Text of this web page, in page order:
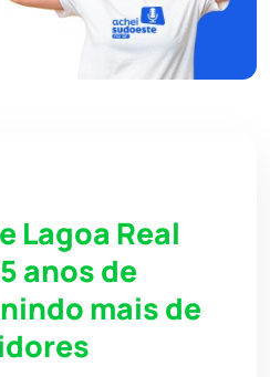
Lagoa Real
anos de
mais de